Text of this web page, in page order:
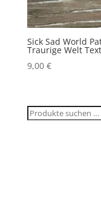
Sick Sad World
Traurige Welt
9,00 €
Suchen